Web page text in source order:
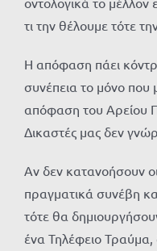
τι την θέλουμε τότε
Η απόφαση πάει
συνέπεια το μόνο που
απόφαση του Αρείου
Δικαστές μας δεν
Αν δεν κατανοήσουν
πραγματικά συνέβη
τότε θα
ένα Τηλέφειο